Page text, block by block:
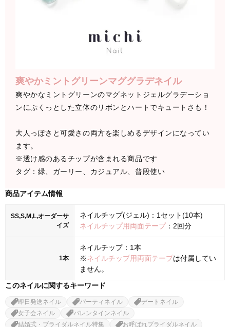
爽やかミントグリーンマググラデネイル
爽やかなミントグリーンのマグネットジェルグラデーショ
ンにぷくっとした立体のリボンとハートでキュートさも！
大人っぽさと可愛さの両方を楽しめるデザインになってい
ます。
※透け感のあるチップが含まれる商品です
タグ：緑、ガーリー、カジュアル、普段使い
商品アイテム情報
SS,S,M,L,オーダーサ
イズ
ネイルチップ(ジェル)：1セット(10本)
ネイルチップ用両面テープ：2回分
1本
ネイルチップ：1本
※ネイルチップ用両面テープは付属してい
ません。
このネイルに関するキーワード
即日発送ネイル パーティネイル
デートネイル
女子会ネイル
バレンタインネイル
結婚式・ブライダルネイル特集
お呼ばれブライダルネイル